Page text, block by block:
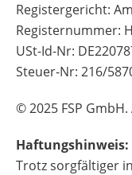
Registergericht:
Registernummer:
USt-Id-Nr:
Steuer-Nr: 216/
© 2025 FSP
Haftungshinweis:
Trotz sorgfältiger